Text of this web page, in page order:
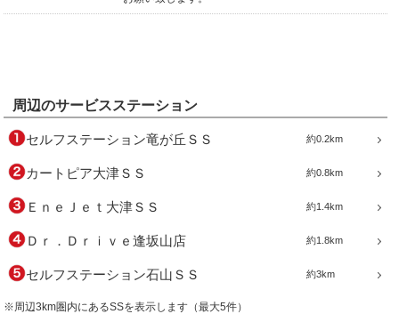
周辺のサービスステーション
約0.2km
セルフステーション竜が丘ＳＳ
約0.8km
カートピア大津ＳＳ
約1.4km
ＥｎｅＪｅｔ大津ＳＳ
約1.8km
Ｄｒ．Ｄｒｉｖｅ逢坂山店
約3km
セルフステーション石山ＳＳ
※周辺3km圏内にあるSSを表示します（最大5件）